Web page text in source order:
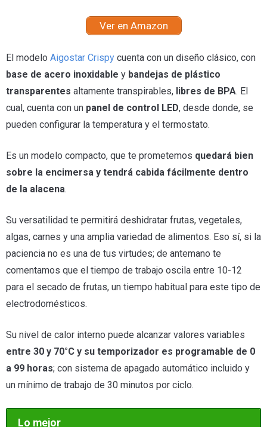
Ver en Amazon
El modelo Aigostar Crispy cuenta con un diseño clásico, con
base de acero inoxidable y bandejas de plástico
transparentes altamente transpirables, libres de BPA. El
cual, cuenta con un panel de control LED, desde donde, se
pueden configurar la temperatura y el termostato.
Es un modelo compacto, que te prometemos quedará bien
sobre la encimersa y tendrá cabida fácilmente dentro
de la alacena.
Su versatilidad te permitirá deshidratar frutas, vegetales,
algas, carnes y una amplia variedad de alimentos. Eso sí, si la
paciencia no es una de tus virtudes; de antemano te
comentamos que el tiempo de trabajo oscila entre 10-12
para el secado de frutas, un tiempo habitual para este tipo de
electrodomésticos.
Su nivel de calor interno puede alcanzar valores variables
entre 30 y 70°C y su temporizador es programable de 0
a 99 horas; con sistema de apagado automático incluido y
un mínimo de trabajo de 30 minutos por ciclo.
Lo mejor